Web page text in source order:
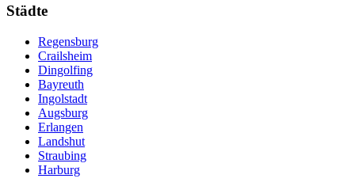
Städte
Regensburg
Crailsheim
Dingolfing
Bayreuth
Ingolstadt
Augsburg
Erlangen
Landshut
Straubing
Harburg